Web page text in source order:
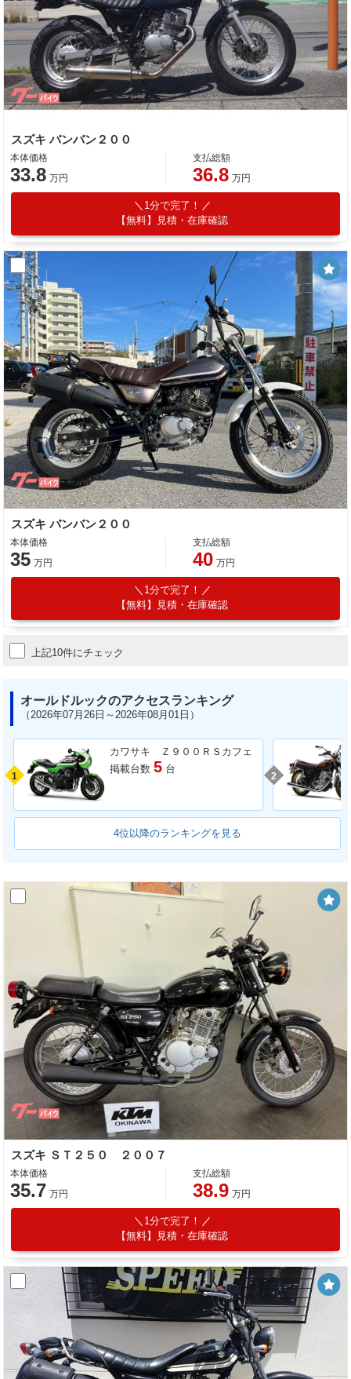
スズキ バンバン２００
本体価格
33.8 万円
支払総額
36.8 万円
1分で完了！
【無料】見積・在庫確認
スズキ バンバン２００
本体価格
35 万円
支払総額
40 万円
1分で完了！
【無料】見積・在庫確認
上記10件にチェック
オールドルックのアクセスランキング
（2026年07月26日～2026年08月01日）
1
カワサキ Ｚ９００ＲＳカフェ
掲載台数 5 台
2
4位以降のランキングを見る
スズキ ＳＴ２５０ ２００７
本体価格
35.7 万円
支払総額
38.9 万円
1分で完了！
【無料】見積・在庫確認